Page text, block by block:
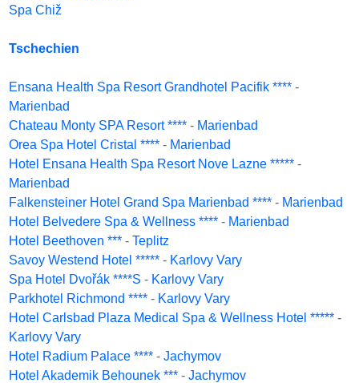
Spa Chiž
Tschechien
Ensana Health Spa Resort Grandhotel Pacifik **** -
Marienbad
Chateau Monty SPA Resort **** - Marienbad
Orea Spa Hotel Cristal **** - Marienbad
Hotel Ensana Health Spa Resort Nove Lazne ***** -
Marienbad
Falkensteiner Hotel Grand Spa Marienbad **** - Marienbad
Hotel Belvedere Spa & Wellness **** - Marienbad
Hotel Beethoven *** - Teplitz
Savoy Westend Hotel ***** - Karlovy Vary
Spa Hotel Dvořák ****S - Karlovy Vary
Parkhotel Richmond **** - Karlovy Vary
Hotel Carlsbad Plaza Medical Spa & Wellness Hotel ***** -
Karlovy Vary
Hotel Radium Palace **** - Jachymov
Hotel Akademik Behounek *** - Jachymov